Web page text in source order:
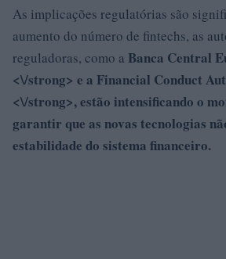
As implicações regulatórias são
aumento do número de fintechs, as
reguladoras, como a Banca Central
<\/strong> e a Financial Conduct
<\/strong>, estão intensificando o
garantir que as novas tecnologias
estabilidade do sistema financeiro.